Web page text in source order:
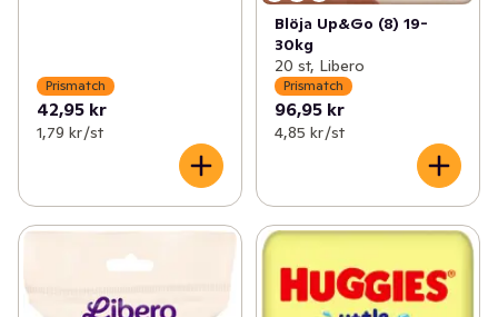
Prismatch
42,95 kr
1,79 kr /st
Blöja Up&Go (8) 19-
30kg
20 st, Libero
Prismatch
96,95 kr
4,85 kr /st